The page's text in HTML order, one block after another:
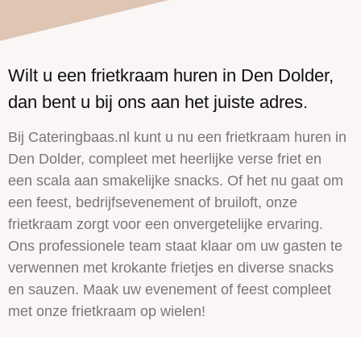
Wilt u een frietkraam huren in Den Dolder,
dan bent u bij ons aan het juiste adres.
Bij Cateringbaas.nl kunt u nu een frietkraam huren in
Den Dolder, compleet met heerlijke verse friet en
een scala aan smakelijke snacks. Of het nu gaat om
een feest, bedrijfsevenement of bruiloft, onze
frietkraam zorgt voor een onvergetelijke ervaring.
Ons professionele team staat klaar om uw gasten te
verwennen met krokante frietjes en diverse snacks
en sauzen. Maak uw evenement of feest compleet
met onze frietkraam op wielen!